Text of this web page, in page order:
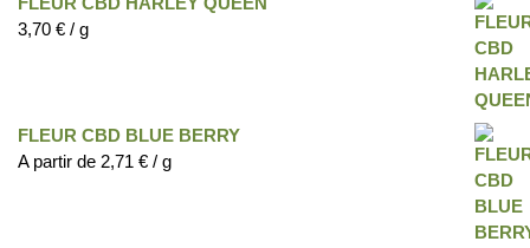
3,70 € / g
FLEUR CBD BLUE BERRY
A partir de 2,71 € / g